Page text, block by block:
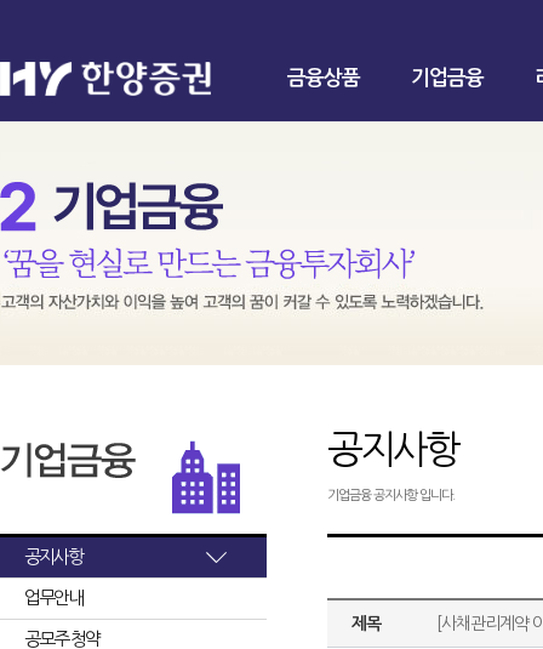
금융상품 기업금융
공지사항
업무안내
공모주 청약
공지사항
기업금융 공지사항 입니다.
제목 [사채관리계약